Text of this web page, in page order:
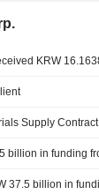
Supply Contract